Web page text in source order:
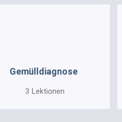
Gemülldiagnose
3 Lektionen